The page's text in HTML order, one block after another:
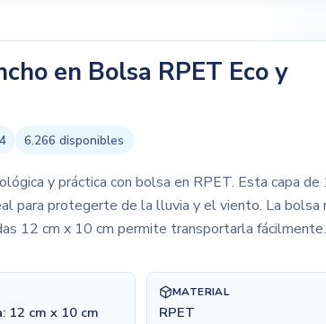
en Bolsa RPET Eco y
6.266 disponibles
y práctica con bolsa en RPET. Esta capa
para protegerte de la lluvia y el viento. La bolsa
12 cm x 10 cm permite transportarla fácilmente.
12 cm x 10 cm
MATERIAL
RPET